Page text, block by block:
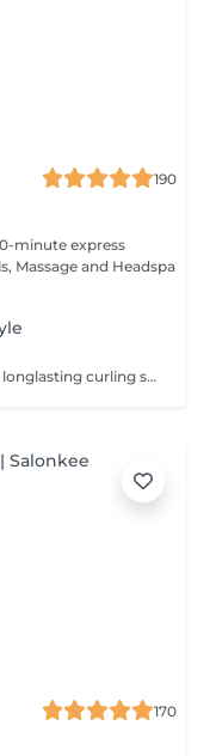
190
minute express
Massage and Headspa
Permanent Curl (permanent wave) is a longlasting curling service that gives your hair natural curls or waves without daily styling. Using a gentle chemical technique, rollers and professional products, this treatment adds volume, movement and structure to straight or fine hair. Ideal for lowmaintenance curls, it is always combined with a custom cut and finishing to enhance the shape and style of your new curls.
170